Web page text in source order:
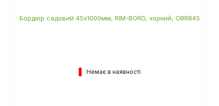
Бордюр садовий 45х1000мм, RIM-BORD, чорний, OBRB45
Немає в наявності